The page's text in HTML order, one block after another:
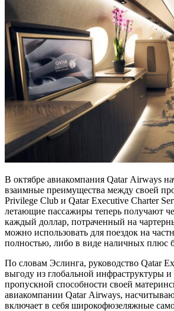
В октябре авиакомпания Qatar Airways
взаимные преимущества между своей
Privilege Club и Qatar Executive Сharter
летающие пассажиры теперь получают
каждый доллар, потраченный на
можно использовать для поездок на
полностью, либо в виде наличных плюс
По словам Эслинга, руководство Qatar
выгоду из глобальной инфраструктуры
пропускной способности своей
авиакомпании Qatar Airways,
включает в себя широкофюзеляжные